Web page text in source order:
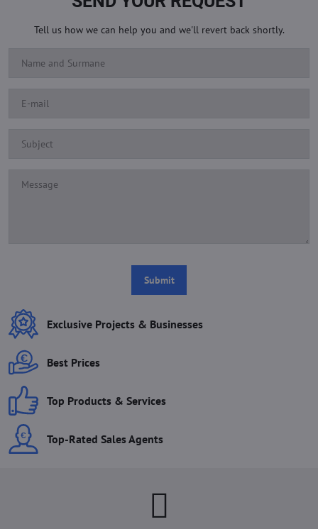
Tell us how we can help you and we'll revert back shortly.
Submit
Exclusive Projects & Businesses
Best Prices
Top Products & Services
Top-Rated Sales Agents